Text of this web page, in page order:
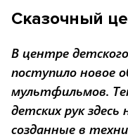
Сказочный
В центре
поступило новое
мультфильмов.
детских рук
созданные в